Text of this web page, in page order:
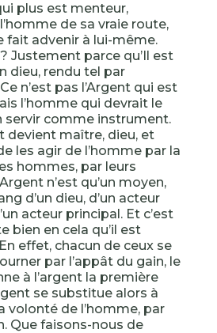
plus est menteur,
de sa vraie route,
fait advenir à lui-même.
Justement parce qu’Il est
dieu, rendu tel par
n’est pas l’Argent qui est
l’homme qui devrait le
servir comme instrument.
devient maître, dieu, et
les agir de l’homme par la
hommes, par leurs
n’est qu’un moyen,
d’un dieu, d’un acteur
acteur principal. Et c’est
bien en cela qu’il est
effet, chacun de ceux se
par l’appât du gain, le
à l’argent la première
se substitue alors à
volonté de l’homme, par
Que faisons-nous de